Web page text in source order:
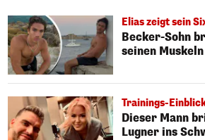
Elias zeigt sein
Becker-Sohn
seinen
Trainings-
Dieser Mann
Lugner ins